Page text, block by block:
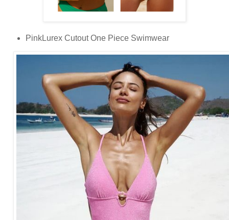
PinkLurex Cutout One Piece Swimwear